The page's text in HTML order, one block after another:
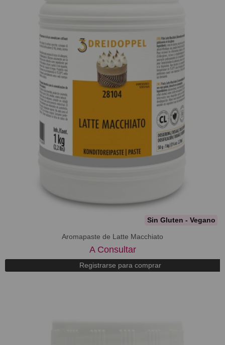
Sin Gluten - Vegano
Aromapaste de Latte Macchiato
A Consultar
Registrarse para comprar